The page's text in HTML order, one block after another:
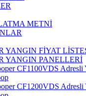
METNİ
YANGIN FİYAT
YANGIN PANELLERİ
CF1100VDS Adresli
CF1200VDS Adresli